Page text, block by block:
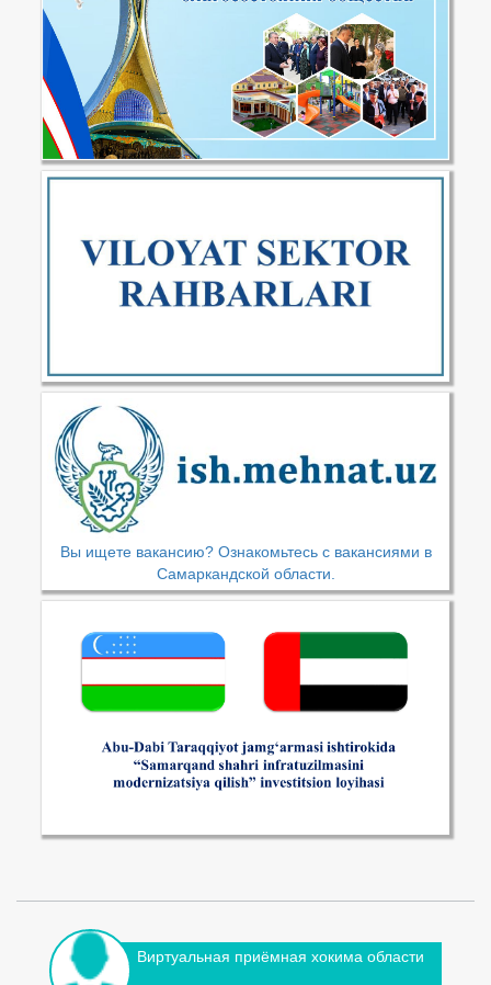
Вы ищете вакансию? Ознакомьтесь с вакансиями в
Самаркандской области.
Виртуальная приёмная хокима области